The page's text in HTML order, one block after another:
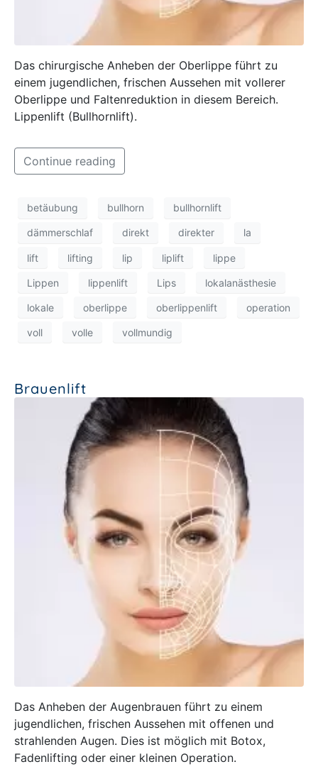
Das chirurgische Anheben der Oberlippe führt zu
einem jugendlichen, frischen Aussehen mit vollerer
Oberlippe und Faltenreduktion in diesem Bereich.
Lippenlift (Bullhornlift).
Continue reading
betäubung bullhorn bullhornlift
dämmerschlaf direkt direkter la
lift lifting lip liplift lippe
Lippen lippenlift Lips lokalanästhesie
lokale oberlippe oberlippenlift operation
voll volle vollmundig
Brauenlift
Das Anheben der Augenbrauen führt zu einem
jugendlichen, frischen Aussehen mit offenen und
strahlenden Augen. Dies ist möglich mit Botox,
Fadenlifting oder einer kleinen Operation.